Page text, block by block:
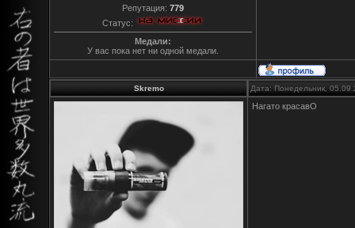
Репутация: 779
Статус:
Медали:
У вас пока нет ни одной медали.
Skremo Дата: Понедельник,
Нагато красавО